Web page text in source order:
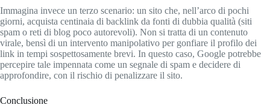
Immagina invece un terzo scenario: un sito che, nell’arco di pochi
giorni, acquista centinaia di backlink da fonti di dubbia qualità (siti
spam o reti di blog poco autorevoli). Non si tratta di un contenuto
virale, bensì di un intervento manipolativo per gonfiare il profilo dei
link in tempi sospettosamente brevi. In questo caso, Google potrebbe
percepire tale impennata come un segnale di spam e decidere di
approfondire, con il rischio di penalizzare il sito.
Conclusione